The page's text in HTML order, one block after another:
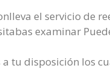
el servicio de
examinar
tu disposición los